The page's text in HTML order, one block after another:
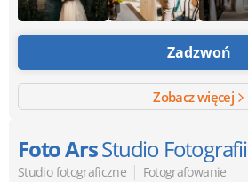
Zadzwoń
Zobacz więcej
Foto ArsStudio Fotografii
Studio fotograficzne | Fotografowanie